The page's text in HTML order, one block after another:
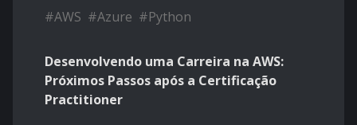
#AWS #Azure #Python
Desenvolvendo uma Carreira na AWS:
Próximos Passos após a Certificação
Practitioner